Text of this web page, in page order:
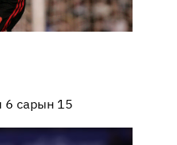
6 сарын 15